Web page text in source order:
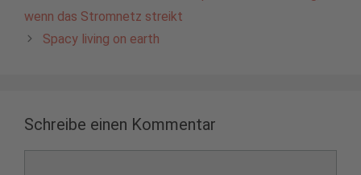
wenn das Stromnetz streikt
Spacy living on earth
Schreibe einen Kommentar